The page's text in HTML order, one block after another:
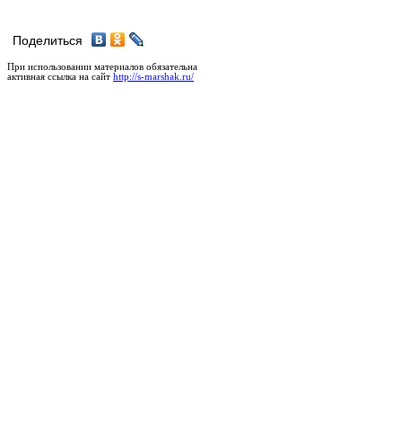
Поделиться
При использовании материалов обязательна
активная ссылка на сайт http://s-marshak.ru/